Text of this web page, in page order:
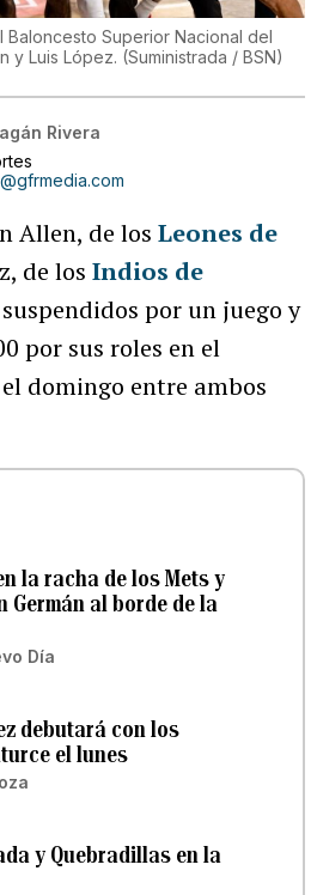
Baloncesto Superior Nacional del
y Luis López. (Suministrada / BSN)
Rivera
Allen, de los Leones de
de los Indios de
por un juego y
por sus roles en el
domingo entre ambos
la racha de los Mets y
Germán al borde de la
Día
debutará con los
el lunes
y Quebradillas en la